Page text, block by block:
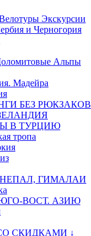
Экскурсии
и Черногория
Альпы
Мадейра
БЕЗ РЮКЗАКОВ
В ТУРЦИЮ
тропа
ГИМАЛАИ
ВОСТ. АЗИЮ
СКИДКАМИ ↓